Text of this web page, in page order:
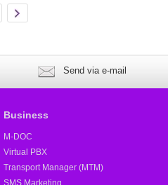
Send via e-mail
Business
M-DOC
Virtual PBX
Transport Manager (MTM)
SMS Marketing